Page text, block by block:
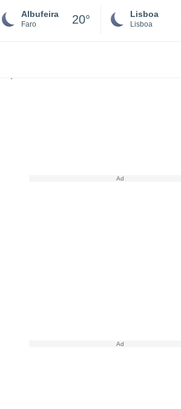
Albufeira
Faro 20° Lisboa
Lisboa